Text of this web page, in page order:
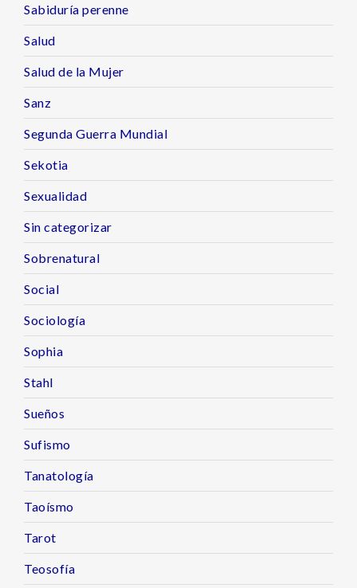
Sabiduría perenne
Salud
Salud de la Mujer
Sanz
Segunda Guerra Mundial
Sekotia
Sexualidad
Sin categorizar
Sobrenatural
Social
Sociología
Sophia
Stahl
Sueños
Sufismo
Tanatología
Taoísmo
Tarot
Teosofía